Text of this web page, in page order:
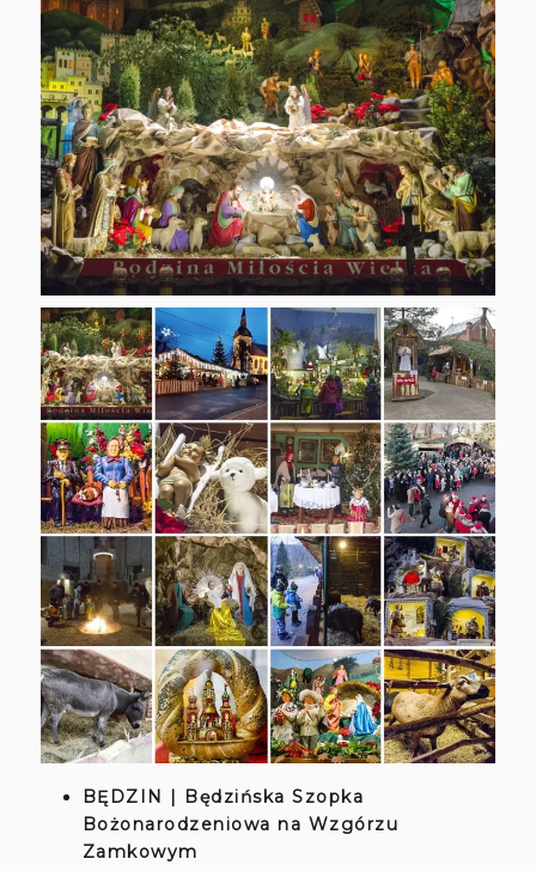
BĘDZIN | Będzińska Szopka
Bożonarodzeniowa na Wzgórzu
Zamkowym